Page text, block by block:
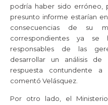
podría haber sido erróneo,
presunto informe estarían
consecuencias de su
correspondientes ya
responsables de las
desarrollar un análisis
respuesta contundente a
comentó Velásquez.
Por otro lado, el